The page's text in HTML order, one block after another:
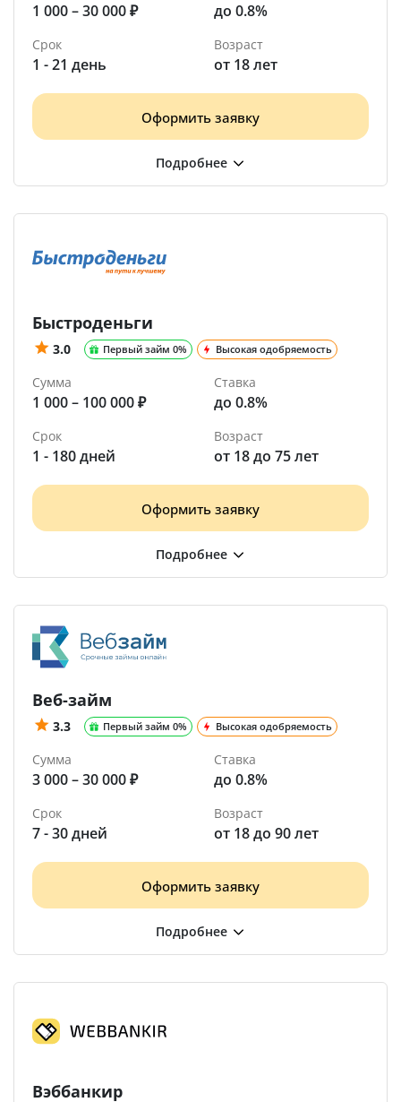
1 000 – 30 000 ₽ до 0.8%
Срок
1 - 21 день
Возраст
от 18 лет
Оформить заявку
Быстроденьги
3.0 Первый займ 0% Высокая одобряемость
Сумма
1 000 – 100 000 ₽
Ставка
до 0.8%
Срок
1 - 180 дней
Возраст
от 18 до 75 лет
Оформить заявку
Веб-займ
3.3 Первый займ 0% Высокая одобряемость
Сумма
3 000 – 30 000 ₽
Ставка
до 0.8%
Срок
7 - 30 дней
Возраст
от 18 до 90 лет
Оформить заявку
Вэббанкир